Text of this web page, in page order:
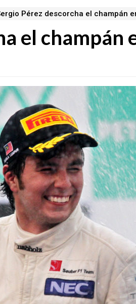
Pérez descorcha el champán
el champán